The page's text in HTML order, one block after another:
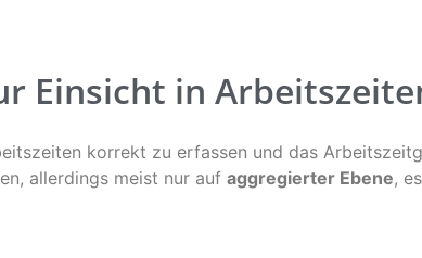
Einsicht in
korrekt zu erfassen und das
allerdings meist nur auf aggregierter Ebene,